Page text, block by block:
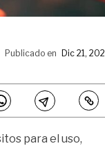
Publicado en Dic 21,
para el uso,